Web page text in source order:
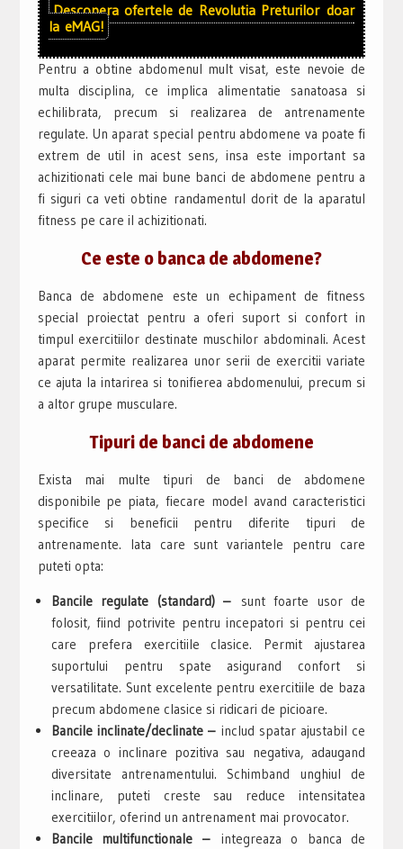
Descopera ofertele de Revolutia Preturilor doar
la eMAG!
Pentru a obtine abdomenul mult visat, este nevoie de
multa disciplina, ce implica alimentatie sanatoasa si
echilibrata, precum si realizarea de antrenamente
regulate. Un aparat special pentru abdomene va poate fi
extrem de util in acest sens, insa este important sa
achizitionati cele mai bune banci de abdomene pentru a
fi siguri ca veti obtine randamentul dorit de la aparatul
fitness pe care il achizitionati.
Ce este o banca de abdomene?
Banca de abdomene este un echipament de fitness
special proiectat pentru a oferi suport si confort in
timpul exercitiilor destinate muschilor abdominali. Acest
aparat permite realizarea unor serii de exercitii variate
ce ajuta la intarirea si tonifierea abdomenului, precum si
a altor grupe musculare.
Tipuri de banci de abdomene
Exista mai multe tipuri de banci de abdomene
disponibile pe piata, fiecare model avand caracteristici
specifice si beneficii pentru diferite tipuri de
antrenamente. Iata care sunt variantele pentru care
puteti opta:
Bancile regulate (standard) – sunt foarte usor de
folosit, fiind potrivite pentru incepatori si pentru cei
care prefera exercitiile clasice. Permit ajustarea
suportului pentru spate asigurand confort si
versatilitate. Sunt excelente pentru exercitiile de baza
precum abdomene clasice si ridicari de picioare.
Bancile inclinate/declinate – includ spatar ajustabil ce
creeaza o inclinare pozitiva sau negativa, adaugand
diversitate antrenamentului. Schimband unghiul de
inclinare, puteti creste sau reduce intensitatea
exercitiilor, oferind un antrenament mai provocator.
Bancile multifunctionale – integreaza o banca de